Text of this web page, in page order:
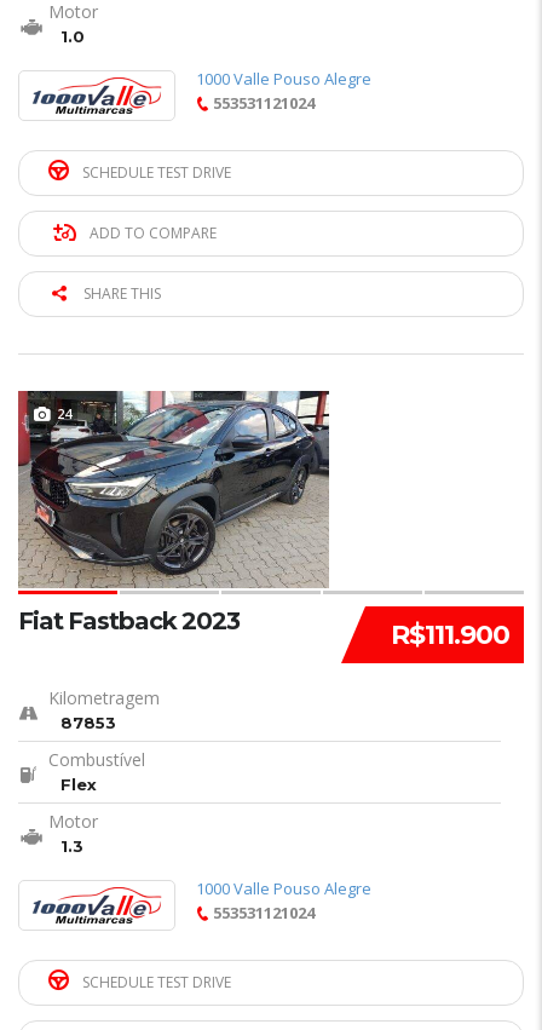
Motor
1.0
1000 Valle Pouso Alegre
553531121024
SCHEDULE TEST DRIVE
ADD TO COMPARE
SHARE THIS
24
R$111.900
Fiat Fastback 2023
Kilometragem
87853
Combustível
Flex
Motor
1.3
1000 Valle Pouso Alegre
553531121024
SCHEDULE TEST DRIVE